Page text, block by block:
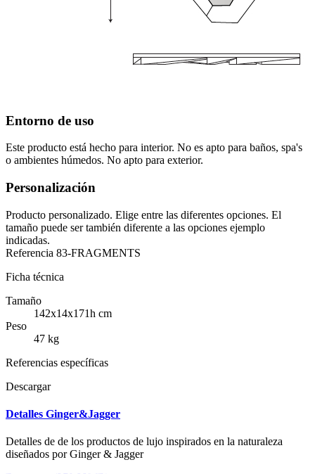
Entorno de uso
Este producto está hecho para interior. No es apto para baños, spa's
o ambientes húmedos. No apto para exterior.
Personalización
Producto personalizado. Elige entre las diferentes opciones. El
tamaño puede ser también diferente a las opciones ejemplo
indicadas.
Referencia 83-FRAGMENTS
Ficha técnica
Tamaño
142x14x171h cm
Peso
47 kg
Referencias específicas
Descargar
Detalles Ginger&Jagger
Detalles de de los productos de lujo inspirados en la naturaleza
diseñados por Ginger & Jagger